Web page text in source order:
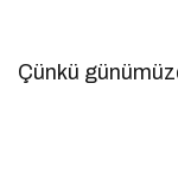
Çünkü